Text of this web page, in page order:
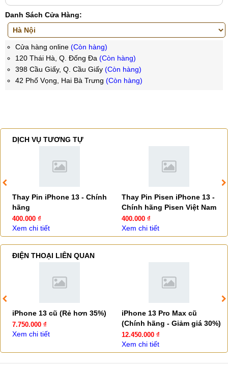
Danh Sách Cửa Hàng:
Cửa hàng online (Còn hàng)
120 Thái Hà, Q. Đống Đa (Còn hàng)
398 Cầu Giấy, Q. Cầu Giấy (Còn hàng)
42 Phố Vọng, Hai Bà Trưng (Còn hàng)
DỊCH VỤ TƯƠNG TỰ
Thay Pin iPhone 13 - Chính
hãng
400.000 ₫
Xem chi tiết
Thay Pin Pisen iPhone 13 -
Chính hãng Pisen Việt Nam
400.000 ₫
Xem chi tiết
ĐIỆN THOẠI LIÊN QUAN
iPhone 13 cũ (Rẻ hơn 35%)
7.750.000 ₫
Xem chi tiết
iPhone 13 Pro Max cũ
(Chính hãng - Giảm giá 30%)
12.450.000 ₫
Xem chi tiết